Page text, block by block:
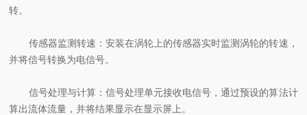
转。
传感器监测转速：安装在涡轮上的传感器实时监测涡轮的转速，
并将信号转换为电信号。
信号处理与计算：信号处理单元接收电信号，通过预设的算法计
算出流体流量，并将结果显示在显示屏上。